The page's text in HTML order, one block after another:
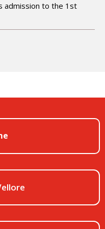
admission to the 1st